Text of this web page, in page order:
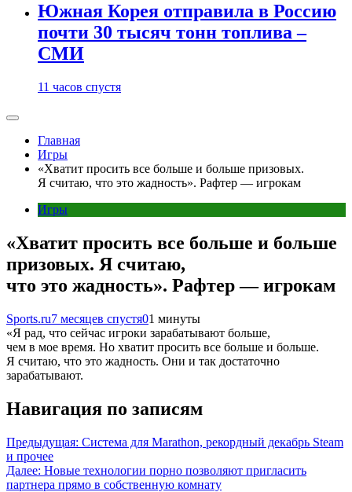
Южная Корея отправила в Россию
почти 30 тысяч тонн топлива –
СМИ
11 часов спустя
Главная
Игры
«Хватит просить все больше и больше призовых.
Я считаю, что это жадность». Рафтер — игрокам
Игры
«Хватит просить все больше и больше
призовых. Я считаю,
что это жадность». Рафтер — игрокам
Sports.ru7 месяцев спустя01 минуты
«Я рад, что сейчас игроки зарабатывают больше,
чем в мое время. Но хватит просить все больше и больше.
Я считаю, что это жадность. Они и так достаточно
зарабатывают.
Навигация по записям
Предыдущая: Система для Marathon, рекордный декабрь Steam
и прочее
Далее: Новые технологии порно позволяют пригласить
партнера прямо в собственную комнату